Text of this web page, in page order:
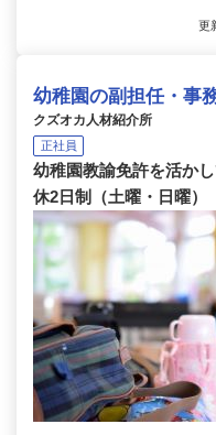
更
幼稚園の副担任・事
クズオカ人材紹介所
正社員
幼稚園教諭免許を活か
休2日制（土曜・日曜）